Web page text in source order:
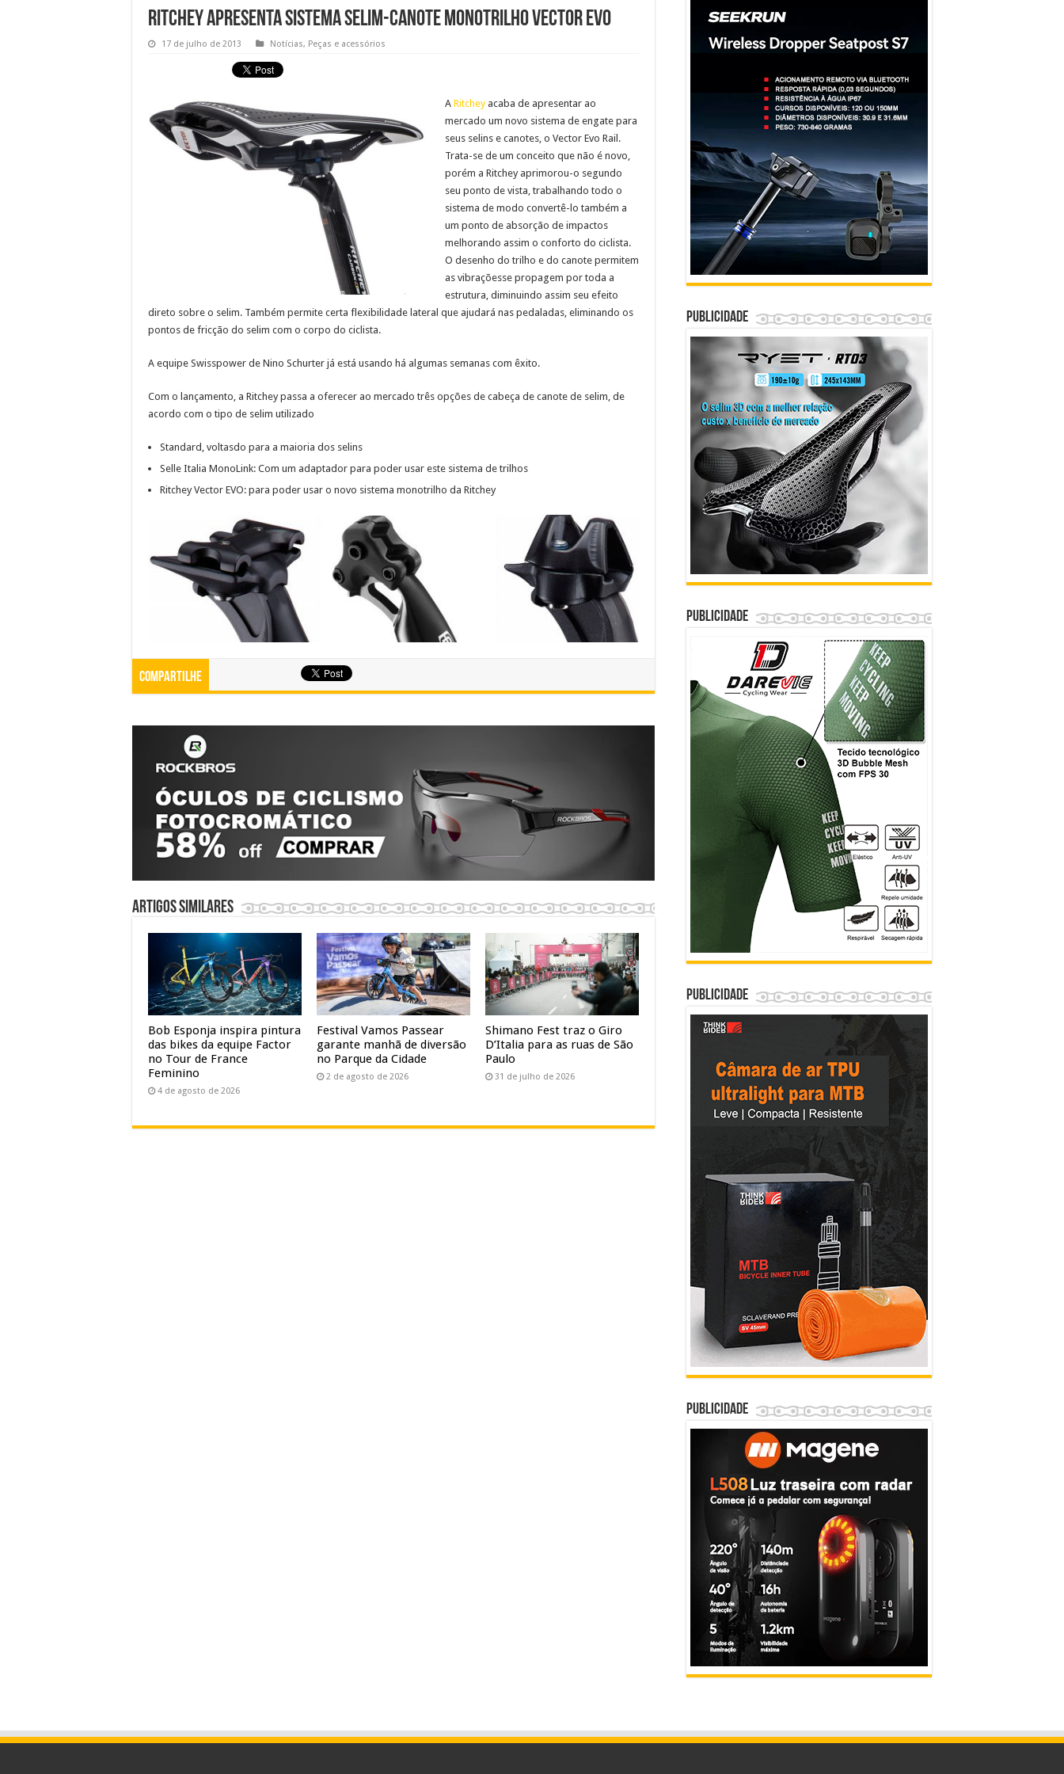
Ritchey apresenta sistema selim-canote monotrilho Vector Evo
17 de julho de 2013 Notícias, Peças e acessórios
A Ritcheyacaba de apresentar ao
mercado um novo sistema de engate para
seus selins e canotes, o Vector Evo Rail.
Trata-se de um conceito que não é novo,
porém a Ritchey aprimorou-o segundo
seu ponto de vista, trabalhando todo o
sistema de modo convertê-lo também a
um ponto de absorção de impactos
melhorando assim o conforto do ciclista.
O desenho do trilho e do canote permitem
as vibraçõesse propagem por toda a
estrutura, diminuindo assim seu efeito
direto sobre o selim. Também permite certa flexibilidade lateral que ajudará nas pedaladas, eliminando os
pontos de fricção do selim com o corpo do ciclista.
A equipe Swisspower de Nino Schurter já está usando há algumas semanas com êxito.
Com o lançamento, a Ritchey passa a oferecer ao mercado três opções de cabeça de canote de selim, de
acordo com o tipo de selim utilizado
Standard, voltasdo para a maioria dos selins
Selle Italia MonoLink: Com um adaptador para poder usar este sistema de trilhos
Ritchey Vector EVO: para poder usar o novo sistema monotrilho da Ritchey
Compartilhe
Artigos similares
Bob Esponja inspira pintura
das bikes da equipe Factor
no Tour de France
Feminino
4 de agosto de 2026
Festival Vamos Passear
garante manhã de diversão
no Parque da Cidade
2 de agosto de 2026
Shimano Fest traz o Giro
D’Italia para as ruas de São
Paulo
31 de julho de 2026
Publicidade
Publicidade
Publicidade
Publicidade